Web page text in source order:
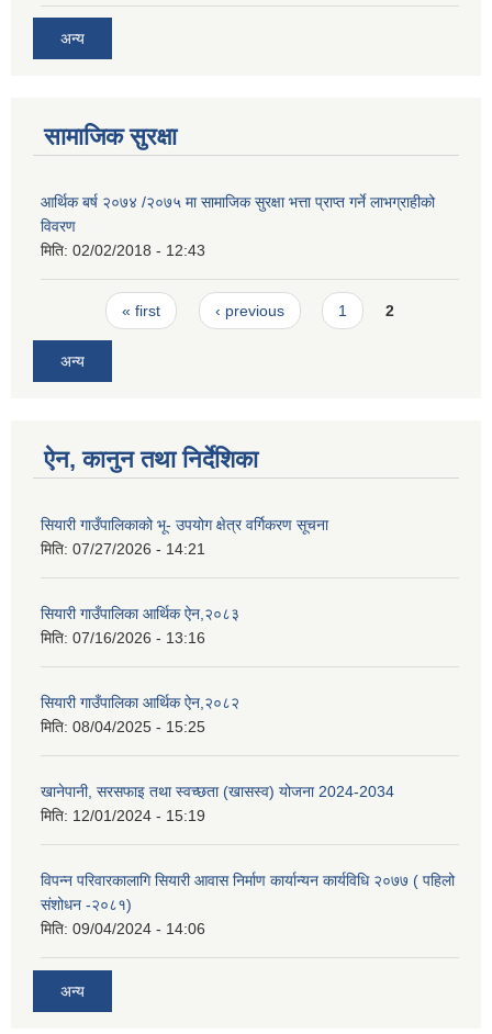
अन्य
सामाजिक सुरक्षा
आर्थिक बर्ष २०७४ /२०७५ मा सामाजिक सुरक्षा भत्ता प्राप्त गर्ने लाभग्राहीको
विवरण
मिति: 02/02/2018 - 12:43
Pages« first ‹ previous 1 2
अन्य
ऐन, कानुन तथा निर्देशिका
सियारी गाउँपालिकाको भू- उपयोग क्षेत्र वर्गिकरण सूचना
मिति: 07/27/2026 - 14:21
सियारी गाउँपालिका आर्थिक ऐन,२०८३
मिति: 07/16/2026 - 13:16
सियारी गाउँपालिका आर्थिक ऐन,२०८२
मिति: 08/04/2025 - 15:25
खानेपानी, सरसफाइ तथा स्वच्छता (खासस्व) योजना 2024-2034
मिति: 12/01/2024 - 15:19
विपन्न परिवारकालागि सियारी आवास निर्माण कार्यान्यन कार्यविधि २०७७ ( पहिलो
संशोधन -२०८१)
मिति: 09/04/2024 - 14:06
अन्य